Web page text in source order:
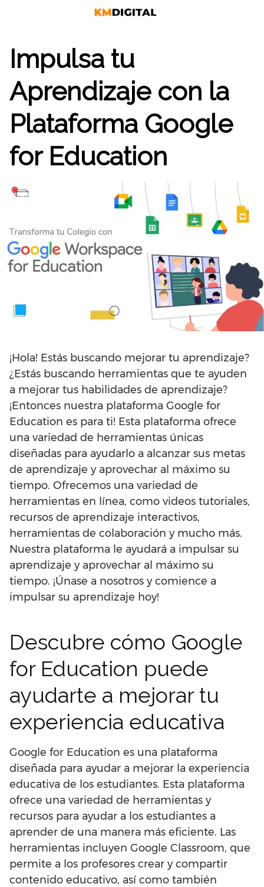
Impulsa tu
Aprendizaje con la
Plataforma Google
for Education
¡Hola! Estás buscando mejorar tu aprendizaje?
¿Estás buscando herramientas que te ayuden
a mejorar tus habilidades de aprendizaje?
¡Entonces nuestra plataforma Google for
Education es para ti! Esta plataforma ofrece
una variedad de herramientas únicas
diseñadas para ayudarlo a alcanzar sus metas
de aprendizaje y aprovechar al máximo su
tiempo. Ofrecemos una variedad de
herramientas en línea, como videos tutoriales,
recursos de aprendizaje interactivos,
herramientas de colaboración y mucho más.
Nuestra plataforma le ayudará a impulsar su
aprendizaje y aprovechar al máximo su
tiempo. ¡Únase a nosotros y comience a
impulsar su aprendizaje hoy!
Descubre cómo Google
for Education puede
ayudarte a mejorar tu
experiencia educativa
Google for Education es una plataforma
diseñada para ayudar a mejorar la experiencia
educativa de los estudiantes. Esta plataforma
ofrece una variedad de herramientas y
recursos para ayudar a los estudiantes a
aprender de una manera más eficiente. Las
herramientas incluyen Google Classroom, que
permite a los profesores crear y compartir
contenido educativo, así como también